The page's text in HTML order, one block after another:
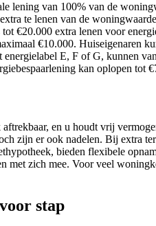
lening van 100% van de
te lenen van de
€20.000 extra lenen voor
€10.000. Huiseigenaren
E, F of G, kunnen
kan oplopen tot
en u houdt vrij
zijn er ook nadelen. Bij extra
bieden flexibele
zich mee. Voor veel
stap